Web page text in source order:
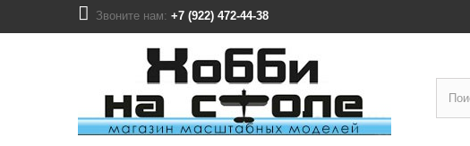
Звоните нам: +7 (922) 472-44-38